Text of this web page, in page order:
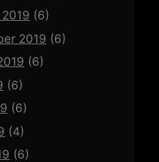
(6)
2019 (6)
(6)
(6)
(6)
(4)
(6)